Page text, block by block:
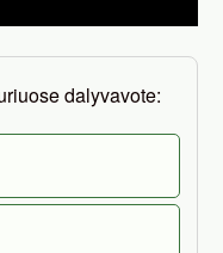
dalyvavote: